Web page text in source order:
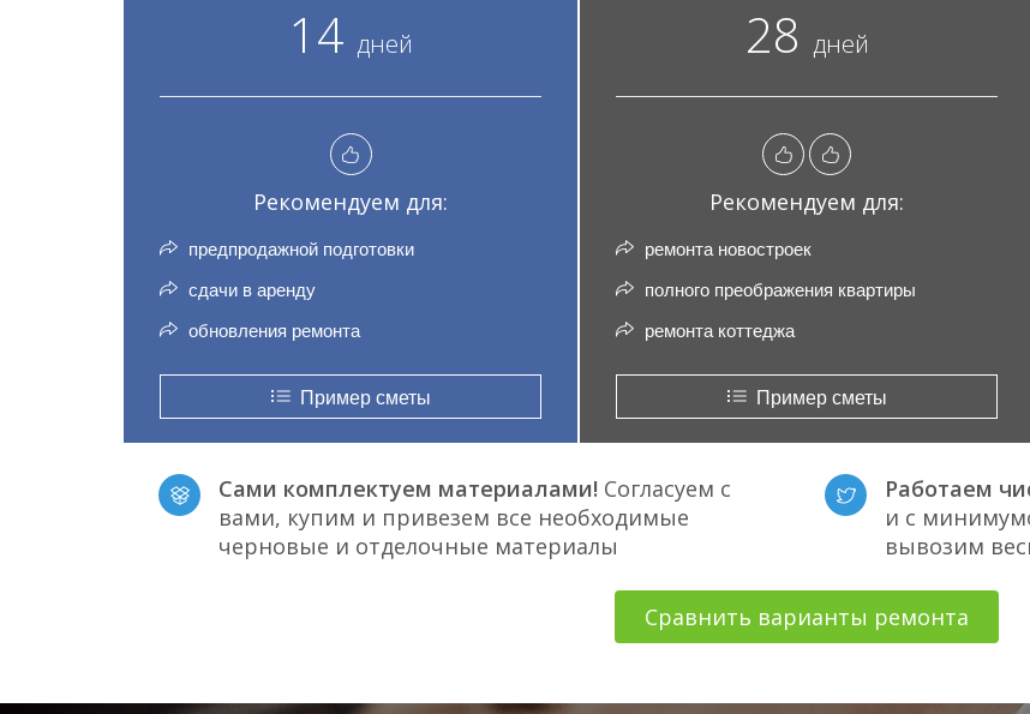
14 дней
Рекомендуем для:
предпродажной подготовки
сдачи в аренду
обновления ремонта
Пример сметы
28 дней
Рекомендуем для:
ремонта новостроек
полного преображения квартиры
ремонта коттеджа
Пример сметы
Сами комплектуем материалами! Согласуем с
вами, купим и привезем все необходимые
черновые и отделочные материалы
Работаем
и с
вывозим
Сравнить варианты ремонта